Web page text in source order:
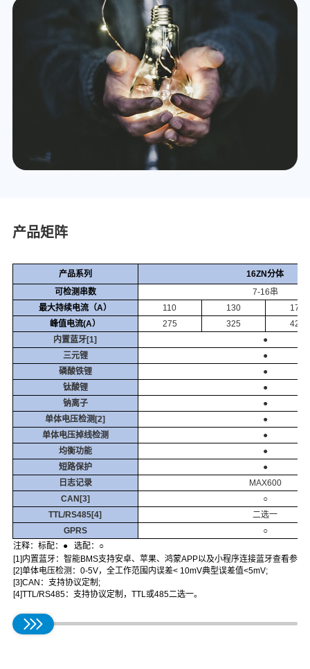
产品矩阵
产品系列
16ZN分体
可检测串数
7-16串
最大持续电流（A）
110 130
170
峰值电流(A）
275 325
425
内置蓝牙[1]
●
三元锂
●
磷酸铁锂
●
钛酸锂
●
钠离子
●
单体电压检测[2]
●
单体电压掉线检测
●
均衡功能
●
短路保护
●
日志记录
MAX600
CAN[3]
○
TTL/RS485[4]
二选一
GPRS
○
注释：标配：●
选配：○
[1]内置蓝牙：智能BMS支持安卓、苹果、鸿蒙APP以及小程序连接蓝牙查看参
[2]单体电压检测：0-5V，全工作范围内误差< 10mV典型误差值<5mV;
[3]CAN：支持协议定制;
[4]TTL/RS485：支持协议定制，TTL或485二选一。